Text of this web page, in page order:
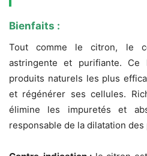
Bienfaits :
Tout comme le citron, le
astringente et purifiante.
produits naturels les plus
et régénérer ses cellules.
élimine les impuretés et
responsable de la dilatation des